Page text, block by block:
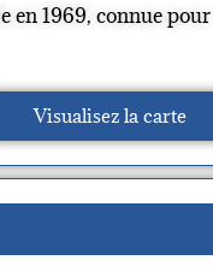
en 1969, connue pour
Visualisez la carte